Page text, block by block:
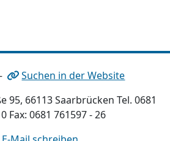
Suchen in der Website
95, 66113 Saarbrücken Tel. 0681
Fax: 0681 761597 - 26